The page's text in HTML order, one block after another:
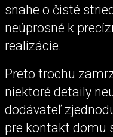
snahe o čisté
neúprosné k
realizácie.
Preto trochu
niektoré detaily
dodávateľ
pre kontakt domu